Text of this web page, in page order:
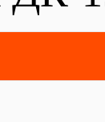
ДК-199